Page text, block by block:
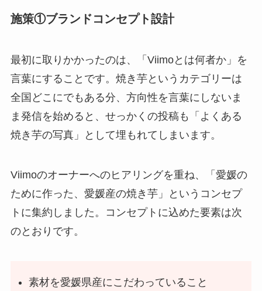
施策①ブランドコンセプト設計
最初に取りかかったのは、「Viimoとは何者か」を
言葉にすることです。焼き芋というカテゴリーは
全国どこにでもある分、方向性を言葉にしないま
ま発信を始めると、せっかくの投稿も「よくある
焼き芋の写真」として埋もれてしまいます。
Viimoのオーナーへのヒアリングを重ね、「愛媛の
ために作った、愛媛産の焼き芋」というコンセプ
トに集約しました。コンセプトに込めた要素は次
のとおりです。
素材を愛媛県産にこだわっていること